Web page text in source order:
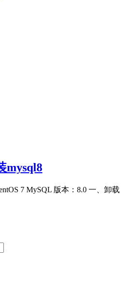
mysql8
7 MySQL 版本：8.0 一、卸载